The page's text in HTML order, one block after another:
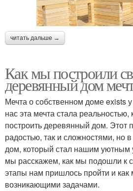
читать дальше →
Как мы построили
деревянный дом
Мечта о собственном доме exists
нас эта мечта стала
построить деревянный дом. Этот
радостью, так и сложностями, но
дом, который стал нашим уютным
мы расскажем, как мы подошли к
этапы нам пришлось пройти и
возникающими задачами.